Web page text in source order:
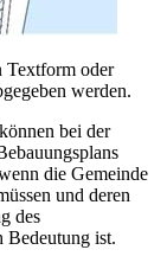
Textform oder
werden.
bei der
die Gemeinde
und deren
des
Bedeutung ist.